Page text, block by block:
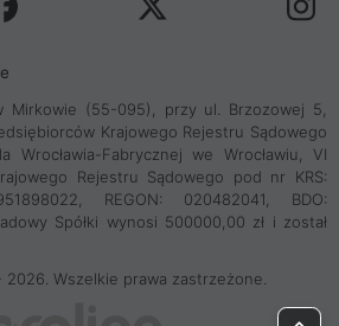
Mirkowie (55-095), przy ul. Brzozowej 5,
Krajowego Rejestru Sądowego
Wrocławia-Fabrycznej we Wrocławiu, VI
Rejestru Sądowego pod nr KRS:
REGON: 020482041, BDO:
Spółki wynosi 500000,00 zł i został
Wszelkie prawa zastrzeżone.